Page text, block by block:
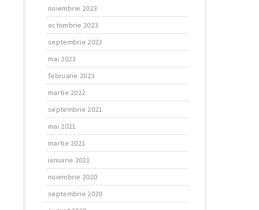
noiembrie 2023
octombrie 2023
septembrie 2023
mai 2023
februarie 2023
martie 2022
septembrie 2021
mai 2021
martie 2021
ianuarie 2021
noiembrie 2020
septembrie 2020